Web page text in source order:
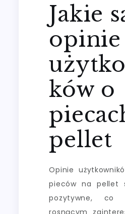
Jakie
opinie
ków o
pellet
Opinie
pieców na pellet
pozytywne, co
rosnącym